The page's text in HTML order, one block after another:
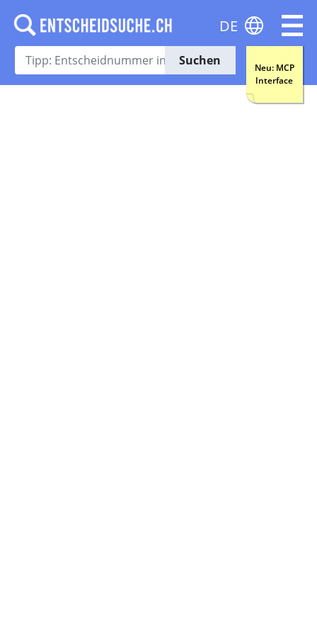
Suchen
Neu: MCP
Interface
DE